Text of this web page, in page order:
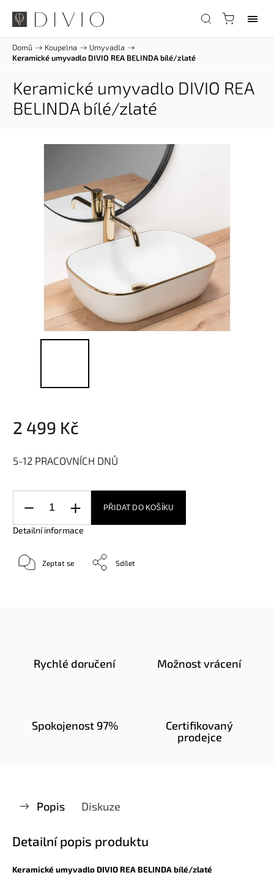
Domů / Koupelna / Umyvadla /
Keramické umyvadlo DIVIO REA BELINDA bílé/zlaté
Keramické umyvadlo DIVIO REA
BELINDA bílé/zlaté
2 499 Kč
5-12 PRACOVNÍCH DNŮ
PŘIDAT DO KOŠÍKU
Detailní informace
Zeptat se Sdílet
Rychlé doručení Možnost vrácení
Spokojenost 97%
Certifikovaný
prodejce
Popis Diskuze
Detailní popis produktu
Keramické umyvadlo DIVIO REA BELINDA bílé/zlaté